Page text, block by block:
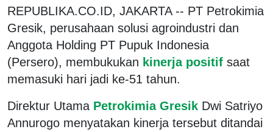
REPUBLIKA.CO.ID, JAKARTA -- PT Petrokimia
Gresik, perusahaan solusi agroindustri dan
Anggota Holding PT Pupuk Indonesia
(Persero), membukukan kinerja positif saat
memasuki hari jadi ke-51 tahun.
Direktur Utama Petrokimia Gresik Dwi Satriyo
Annurogo menyatakan kinerja tersebut ditandai